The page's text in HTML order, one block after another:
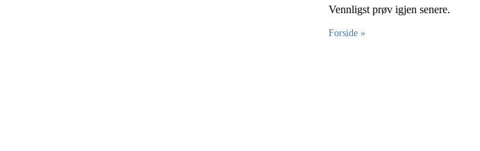
Vennligst prøv igjen senere.
Forside »